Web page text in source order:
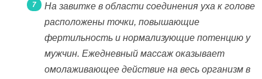
На завитке в области соединения уха к голове
расположены точки, повышающие
фертильность и нормализующие потенцию у
мужчин. Ежедневный массаж оказывает
омолаживающее действие на весь организм в